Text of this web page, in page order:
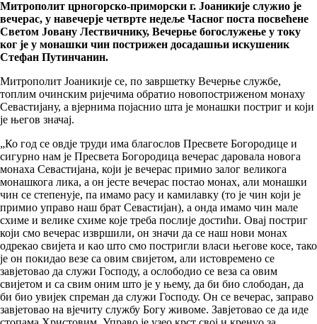
Митрополит црногорско-приморски г. Јоаникије служио је
вечерас, у навечерје четврте недеље Часног поста посвећене
Светом Јовану Лествичнику, Вечерњe богослужење у току
ког је у монашки чин пострижен досадашњи искушеник
Стефан Путинчанин.
Митрополит Јоаникије се, по завршетку Вечерње службе,
топлим очинским ријечима обратио новопостриженом монаху
Севастијану, а вјернима појаснио шта је монашки постриг и који
је његов значај.
„Ко год се овдје труди има благослов Пресвете Богородице и
сигурно нам је Пресвета Богородица вечерас даровала новога
монаха Севастијана, који је вечерас примио залог великога
монашкога лика, а он јесте вечерас постао монах, али монашки
чин се степенује, па имамо расу и камилавку (то је чин који је
примио управо наш брат Севастијан), а онда имамо чин мале
схиме и велике схиме које треба послије достићи. Овај постриг
који смо вечерас извршили, он значи да се наш нови монах
одрекао свијета и као што смо постригли власи његове косе, тако
је он покидао везе са овим свијетом, али истовремено се
завјетовао да служи Господу, а ослободио се веза са овим
свијетом и са свим оним што је у њему, да би био слободан, да
би био увијек спреман да служи Господу. Он се вечерас, заправо
завјетовао на вјечиту службу Богу живоме. Завјетовао се да иде